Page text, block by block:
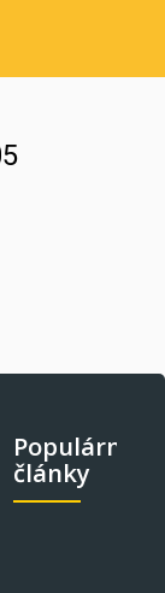
Populární
články